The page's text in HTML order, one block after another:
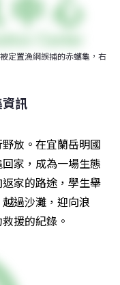
定置漁網誤捕的赤蠵龜，右
訊
放。在宜蘭岳明國
家，成為一場生態
家的路途，學生舉
過沙灘，迎向浪
援的紀錄。